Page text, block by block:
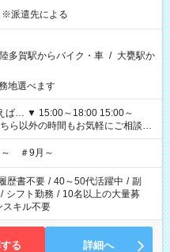
※派遣先による
多賀駅からバイク・車 / 大甕駅か
地選べます
～ ＃9月～
歴書不要 / 40～50代活躍中 / 副
/ シフト勤務 / 10名以上の大量募
スキル不要
る 詳細へ